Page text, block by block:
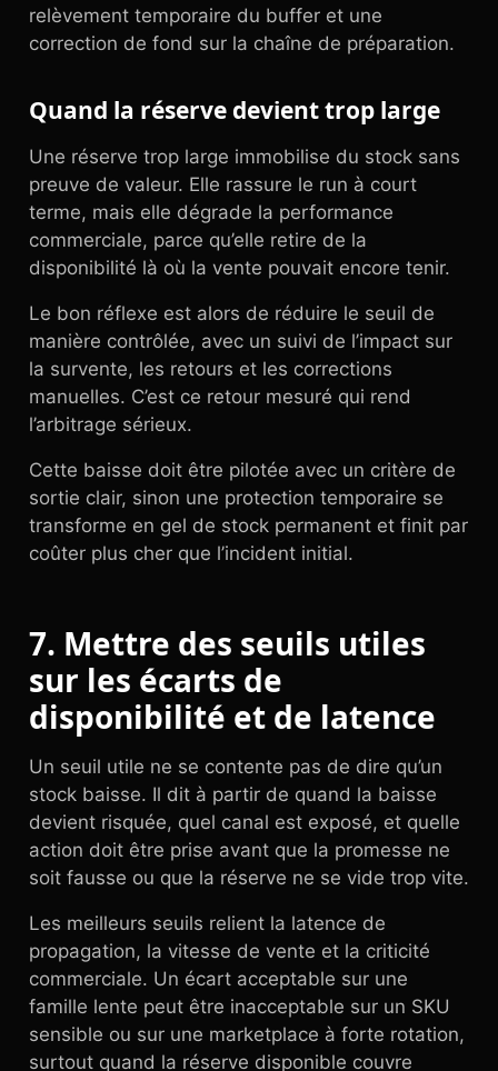
relèvement temporaire du buffer et une
correction de fond sur la chaîne de préparation.
Quand la réserve devient trop large
Une réserve trop large immobilise du stock sans
preuve de valeur. Elle rassure le run à court
terme, mais elle dégrade la performance
commerciale, parce qu’elle retire de la
disponibilité là où la vente pouvait encore tenir.
Le bon réflexe est alors de réduire le seuil de
manière contrôlée, avec un suivi de l’impact sur
la survente, les retours et les corrections
manuelles. C’est ce retour mesuré qui rend
l’arbitrage sérieux.
Cette baisse doit être pilotée avec un critère de
sortie clair, sinon une protection temporaire se
transforme en gel de stock permanent et finit par
coûter plus cher que l’incident initial.
7. Mettre des seuils utiles
sur les écarts de
disponibilité et de latence
Un seuil utile ne se contente pas de dire qu’un
stock baisse. Il dit à partir de quand la baisse
devient risquée, quel canal est exposé, et quelle
action doit être prise avant que la promesse ne
soit fausse ou que la réserve ne se vide trop vite.
Les meilleurs seuils relient la latence de
propagation, la vitesse de vente et la criticité
commerciale. Un écart acceptable sur une
famille lente peut être inacceptable sur un SKU
sensible ou sur une marketplace à forte rotation,
surtout quand la réserve disponible couvre